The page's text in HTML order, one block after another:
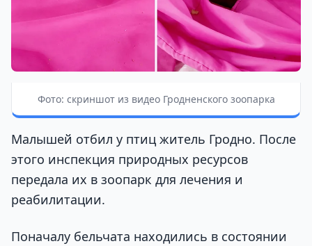
Фото: скриншот из видео Гродненского зоопарка
Малышей отбил у птиц житель Гродно. После
этого инспекция природных ресурсов
передала их в зоопарк для лечения и
реабилитации.
Поначалу бельчата находились в состоянии